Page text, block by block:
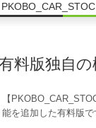
料版独自
【
能を追加した有料版で